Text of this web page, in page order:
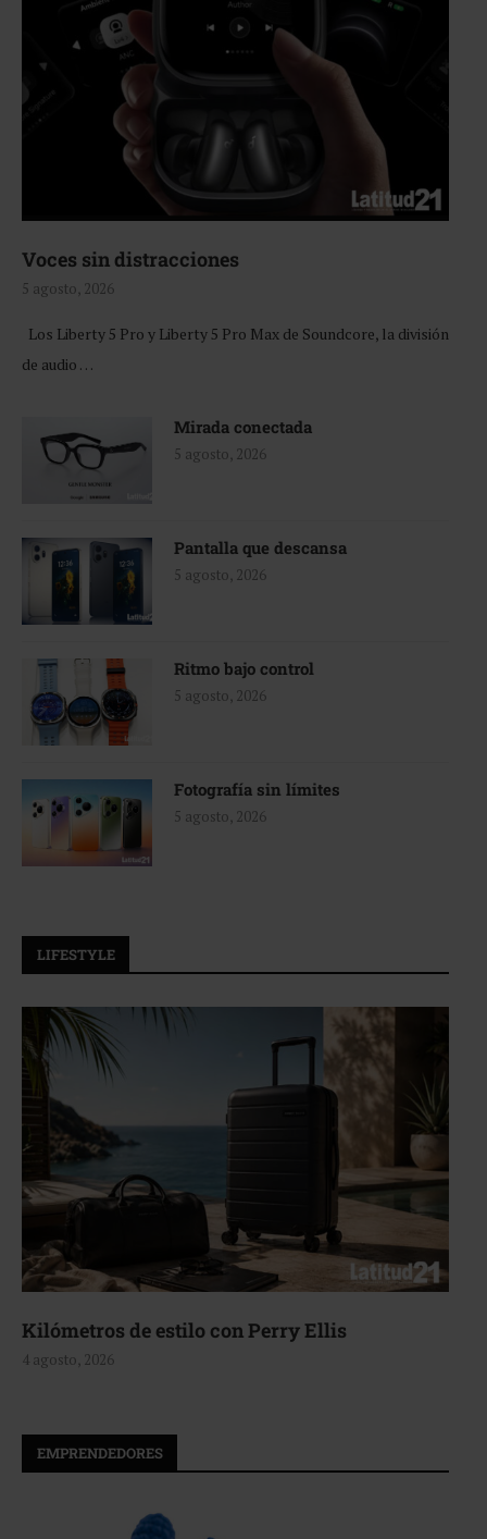
Voces sin distracciones
5 agosto, 2026
Los Liberty 5 Pro y Liberty 5 Pro Max de Soundcore, la división
de audio …
Mirada conectada
5 agosto, 2026
Pantalla que descansa
5 agosto, 2026
Ritmo bajo control
5 agosto, 2026
Fotografía sin límites
5 agosto, 2026
LIFESTYLE
Aerie, texturas que fluyen
4 agosto, 2026
EMPRENDEDORES